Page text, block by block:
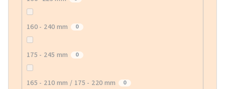
160 - 240 mm 0
175 - 245 mm 0
165 - 210 mm / 175 - 220 mm 0